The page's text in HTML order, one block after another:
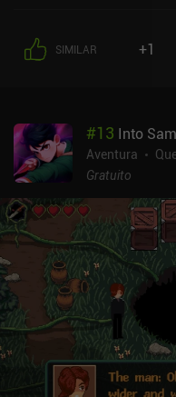
um mundo surreal cheio de
bobo, diálogos peculiares
precisamos acalmar um
preparando um veneno
de pássaros ou esquilos
avançamos, a
como resultado, a
aumenta. Mas, felizmente,
Eu realmente gostei dos
liberdade de ir a qualquer
exigem ingredientes de
estilo de arte e dos
vibrante mundo de conto
Wytchwood é um jogo
os entusiastas da criação
SIMILAR +1
#13 Into
Aventura
Gratuito